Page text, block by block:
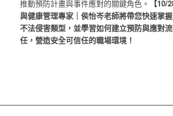
推動預防計畫與事件應對的關鍵角色。
【
與健康管理專家｜ 侯怡岑老師將帶您快速掌
不法侵害類型，並學習如何建立預防與應對
任，營造安全可信任的職場環境！